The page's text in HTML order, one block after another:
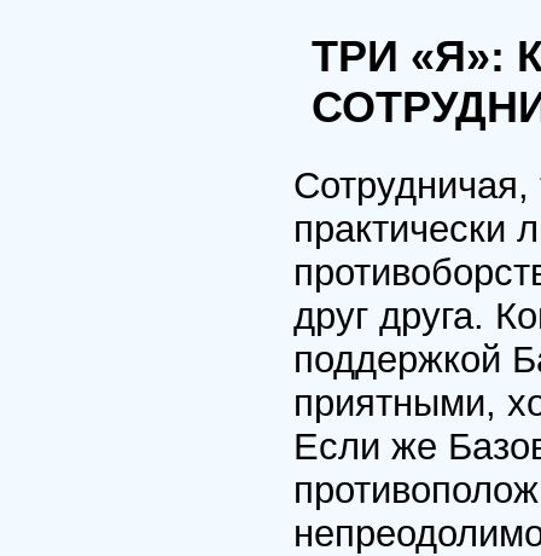
ТРИ «Я»:
практически
друг друга.
поддержкой
приятными,
Если же